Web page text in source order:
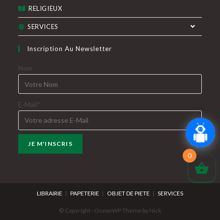
RELIGIEUX
SERVICES
Inscription Au Newsletter
Nom
E-Mail*
LIBRAIRIE PAPETERIE OBJET DE PIETE SERVICES
© Copyright - OceanWP Theme by Nick
0